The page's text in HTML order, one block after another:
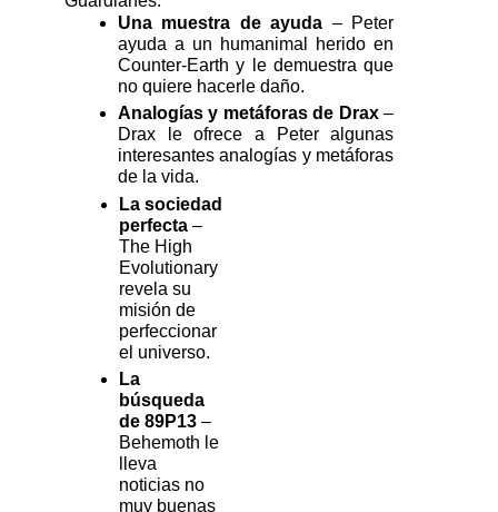
Una muestra de ayuda – Peter
ayuda a un humanimal herido en
Counter-Earth y le demuestra que
no quiere hacerle daño.
Analogías y metáforas de Drax –
Drax le ofrece a Peter algunas
interesantes analogías y metáforas
de la vida.
La sociedad
perfecta –
The High
Evolutionary
revela su
misión de
perfeccionar
el universo.
La
búsqueda
de 89P13 –
Behemoth le
lleva
noticias no
muy buenas